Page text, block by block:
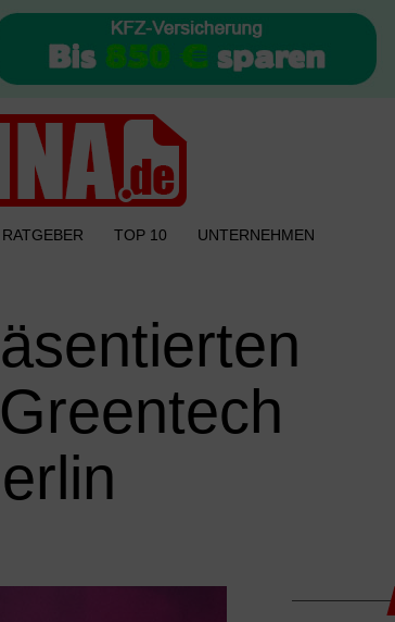
RATGEBER TOP 10 UNTERNEHMEN